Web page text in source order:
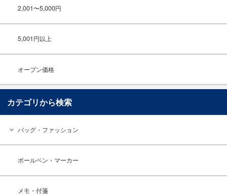
2,001〜5,000円
5,001円以上
オープン価格
カテゴリから検索
バッグ・ファッション
ボールペン・マーカー
メモ・付箋